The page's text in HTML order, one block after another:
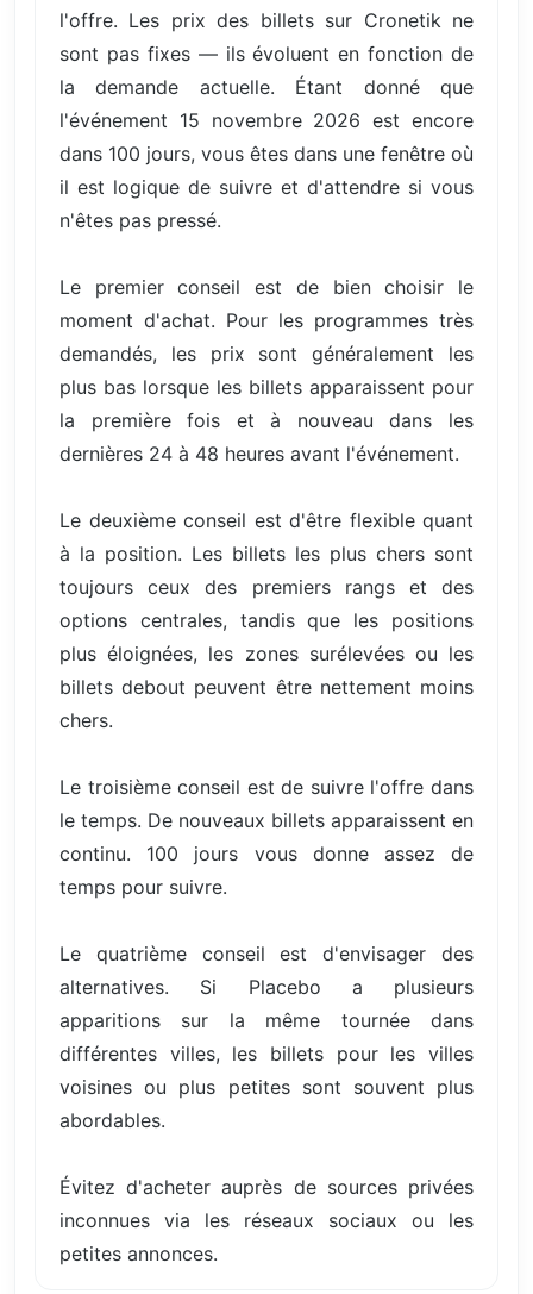
l'offre. Les prix des billets sur Cronetik ne
sont pas fixes — ils évoluent en fonction de
la demande actuelle. Étant donné que
l'événement 15 novembre 2026 est encore
dans 100 jours, vous êtes dans une fenêtre où
il est logique de suivre et d'attendre si vous
n'êtes pas pressé.
Le premier conseil est de bien choisir le
moment d'achat. Pour les programmes très
demandés, les prix sont généralement les
plus bas lorsque les billets apparaissent pour
la première fois et à nouveau dans les
dernières 24 à 48 heures avant l'événement.
Le deuxième conseil est d'être flexible quant
à la position. Les billets les plus chers sont
toujours ceux des premiers rangs et des
options centrales, tandis que les positions
plus éloignées, les zones surélevées ou les
billets debout peuvent être nettement moins
chers.
Le troisième conseil est de suivre l'offre dans
le temps. De nouveaux billets apparaissent en
continu. 100 jours vous donne assez de
temps pour suivre.
Le quatrième conseil est d'envisager des
alternatives. Si Placebo a plusieurs
apparitions sur la même tournée dans
différentes villes, les billets pour les villes
voisines ou plus petites sont souvent plus
abordables.
Évitez d'acheter auprès de sources privées
inconnues via les réseaux sociaux ou les
petites annonces.